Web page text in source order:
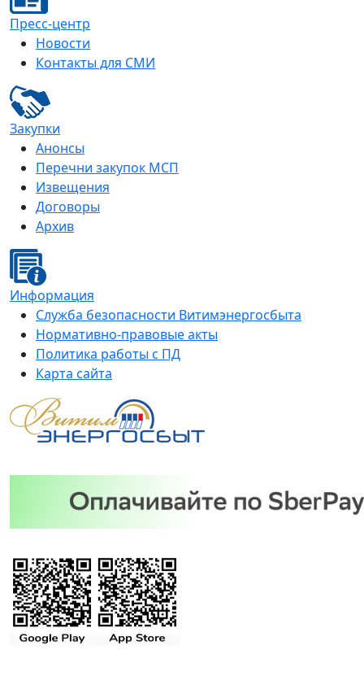
Пресс-центр
Новости
Контакты для СМИ
Закупки
Анонсы
Перечни закупок МСП
Извещения
Договоры
Архив
Информация
Служба безопасности Витимэнергосбыта
Нормативно-правовые акты
Политика работы с ПД
Карта сайта